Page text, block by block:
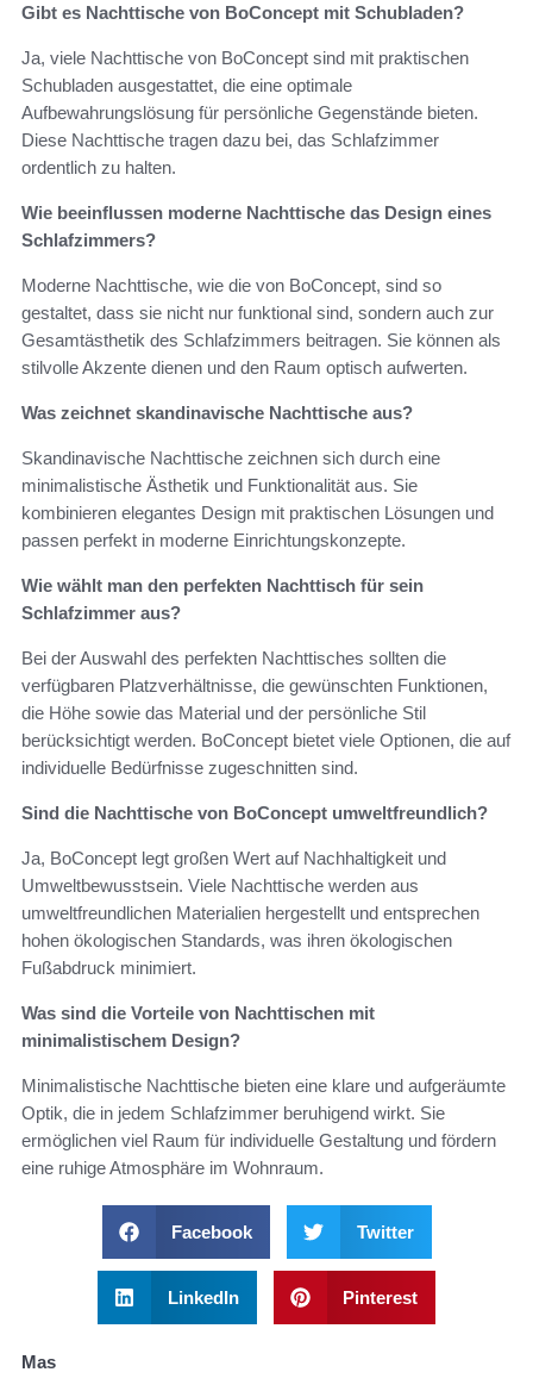
Gibt es Nachttische von BoConcept mit Schubladen?
Ja, viele Nachttische von BoConcept sind mit praktischen
Schubladen ausgestattet, die eine optimale
Aufbewahrungslösung für persönliche Gegenstände bieten.
Diese Nachttische tragen dazu bei, das Schlafzimmer
ordentlich zu halten.
Wie beeinflussen moderne Nachttische das Design eines
Schlafzimmers?
Moderne Nachttische, wie die von BoConcept, sind so
gestaltet, dass sie nicht nur funktional sind, sondern auch zur
Gesamtästhetik des Schlafzimmers beitragen. Sie können als
stilvolle Akzente dienen und den Raum optisch aufwerten.
Was zeichnet skandinavische Nachttische aus?
Skandinavische Nachttische zeichnen sich durch eine
minimalistische Ästhetik und Funktionalität aus. Sie
kombinieren elegantes Design mit praktischen Lösungen und
passen perfekt in moderne Einrichtungskonzepte.
Wie wählt man den perfekten Nachttisch für sein
Schlafzimmer aus?
Bei der Auswahl des perfekten Nachttisches sollten die
verfügbaren Platzverhältnisse, die gewünschten Funktionen,
die Höhe sowie das Material und der persönliche Stil
berücksichtigt werden. BoConcept bietet viele Optionen, die auf
individuelle Bedürfnisse zugeschnitten sind.
Sind die Nachttische von BoConcept umweltfreundlich?
Ja, BoConcept legt großen Wert auf Nachhaltigkeit und
Umweltbewusstsein. Viele Nachttische werden aus
umweltfreundlichen Materialien hergestellt und entsprechen
hohen ökologischen Standards, was ihren ökologischen
Fußabdruck minimiert.
Was sind die Vorteile von Nachttischen mit
minimalistischem Design?
Minimalistische Nachttische bieten eine klare und aufgeräumte
Optik, die in jedem Schlafzimmer beruhigend wirkt. Sie
ermöglichen viel Raum für individuelle Gestaltung und fördern
eine ruhige Atmosphäre im Wohnraum.
Facebook Twitter
LinkedIn Pinterest
Mas